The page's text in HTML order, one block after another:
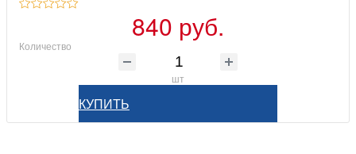
840 руб.
Количество
шт
КУПИТЬ